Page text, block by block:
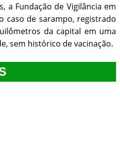
a Fundação de Vigilância em
caso de sarampo, registrado
da capital em uma
sem histórico de vacinação.